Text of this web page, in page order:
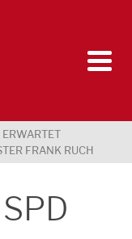
FRANK RUCH